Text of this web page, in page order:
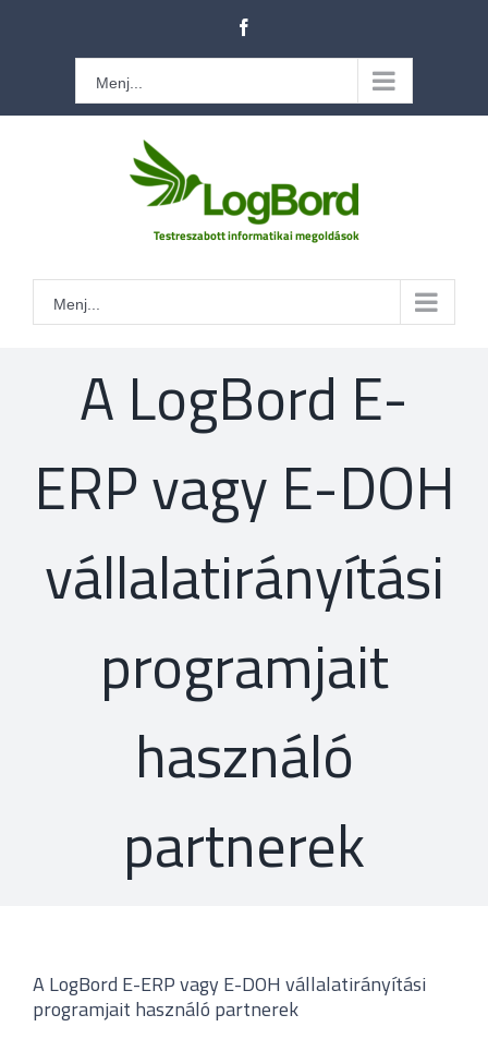
Menj...
Menj...
A LogBord E-
ERP vagy E-DOH
vállalatirányítási
programjait
használó
partnerek
A LogBord E-ERP vagy E-DOH vállalatirányítási
programjait használó partnerek